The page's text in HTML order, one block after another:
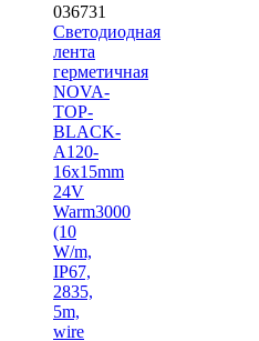
036731
Светодиодная
лента
герметичная
NOVA-
TOP-
BLACK-
A120-
16x15mm
24V
Warm3000
(10
W/m,
IP67,
2835,
5m,
wire